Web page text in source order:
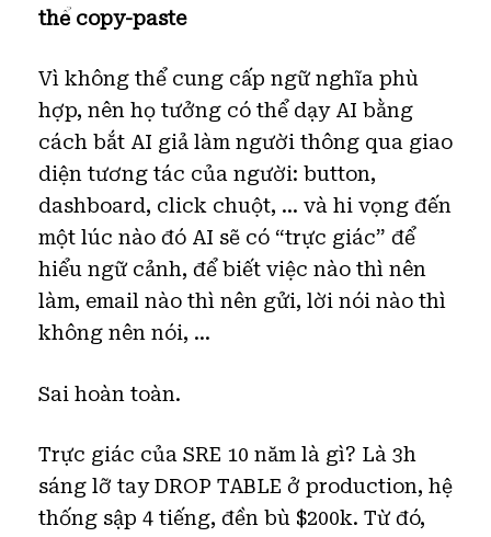
thể copy-paste
Vì không thể cung cấp ngữ nghĩa phù
hợp, nên họ tưởng có thể dạy AI bằng
cách bắt AI giả làm người thông qua giao
diện tương tác của người: button,
dashboard, click chuột, … và hi vọng đến
một lúc nào đó AI sẽ có “trực giác” để
hiểu ngữ cảnh, để biết việc nào thì nên
làm, email nào thì nên gửi, lời nói nào thì
không nên nói, …
Sai hoàn toàn.
Trực giác của SRE 10 năm là gì? Là 3h
sáng lỡ tay DROP TABLE ở production, hệ
thống sập 4 tiếng, đền bù $200k. Từ đó,